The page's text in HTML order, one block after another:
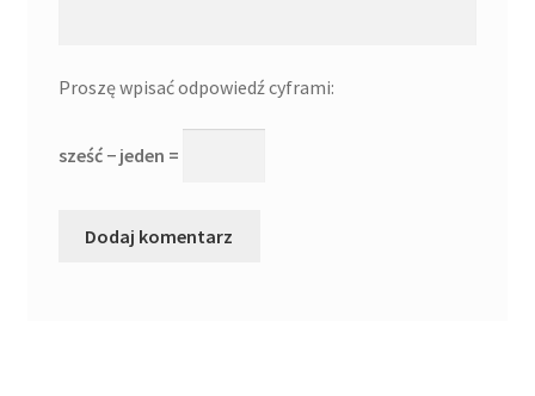
Proszę wpisać odpowiedź cyframi:
sześć − jeden =